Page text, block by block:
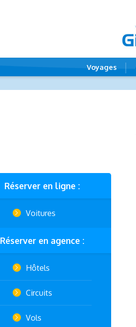
Voyages
Réserver en ligne :
Voitures
Réserver en agence :
Hôtels
Circuits
Vols